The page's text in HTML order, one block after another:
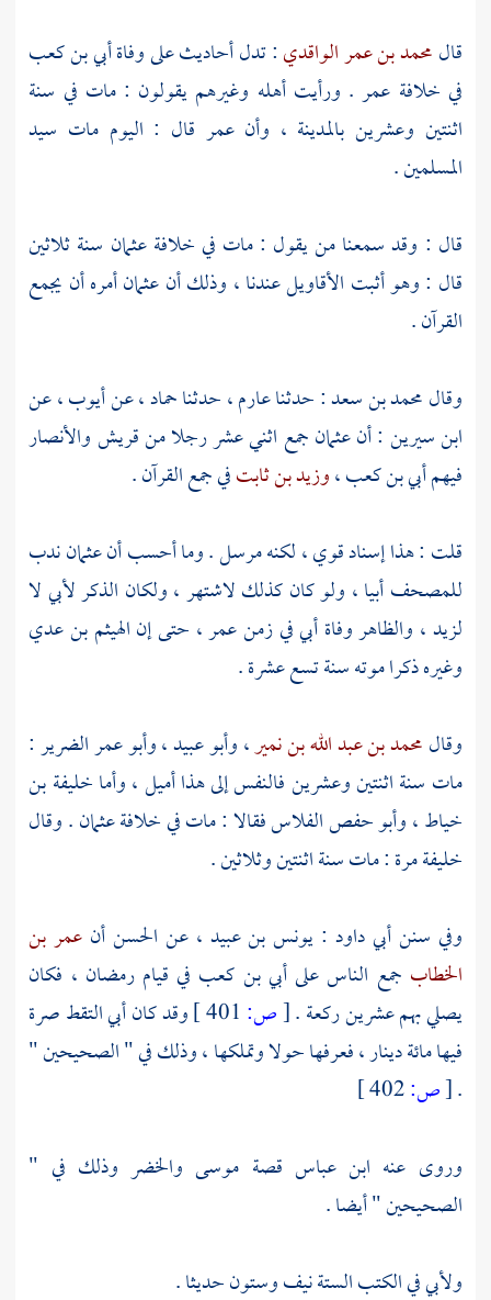
قالمحمد بن عمر الواقدي: تدل أحاديث على وفاةأبي بن كعب
في خلافة عمر . ورأيت أهله وغيرهم يقولون : مات في سنة
اثنتين وعشرين بالمدينة ، وأنعمر قال : اليوم مات سيد
المسلمين .
قال : وقد سمعنا من يقول : مات في خلافةعثمان سنة ثلاثين
قال : وهو أثبت الأقاويل عندنا ، وذلك أنعثمانأمره أن يجمع
القرآن .
وقالمحمد بن سعد: حدثناعارم، حدثناحماد، عنأيوب، عن
ابن سيرين : أنعثمانجمع اثني عشر رجلا منقريشوالأنصار
فيهمأبي بن كعب،وزيد بن ثابتفي جمع القرآن .
قلت : هذا إسناد قوي ، لكنه مرسل . وما أحسب أنعثمانندب
للمصحفأبيا، ولو كان كذلك لاشتهر ، ولكان الذكرلأبيلا
لزيد، والظاهر وفاةأبيفي زمنعمر، حتى إنالهيثم بن عدي
وغيره ذكرا موته سنة تسع عشرة .
وقالمحمد بن عبد الله بن نمير،وأبو عبيد،وأبو عمر الضرير:
مات سنة اثنتين وعشرين فالنفس إلى هذا أميل ، وأماخليفة بن
خياط،وأبو حفص الفلاسفقالا : مات في خلافةعثمان. وقال
خليفةمرة : مات سنة اثنتين وثلاثين .
وفي سننأبي داود : يونس بن عبيد ، عن الحسنأن عمر بن
الخطاب جمع الناس علىأبي بن كعب في قيام رمضان ، فكان
يصلي بهم عشرين ركعة .[ص: وقد كانأبيالتقط صرة
فيها مائة دينار ، فعرفها حولا وتملكها ، وذلك في " الصحيحين "
.
[ص:
وروى عنه ابن عباس قصة موسى والخضر وذلك في "
الصحيحين " أيضا .
ولأبيفي الكتب الستة نيف وستون حديثا .